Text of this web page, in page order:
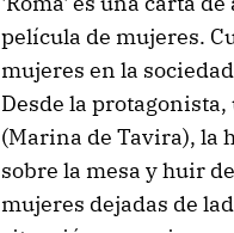
película de mujeres.
mujeres en la
Desde la
(Marina de Tavira), la
sobre la mesa y huir
mujeres dejadas de